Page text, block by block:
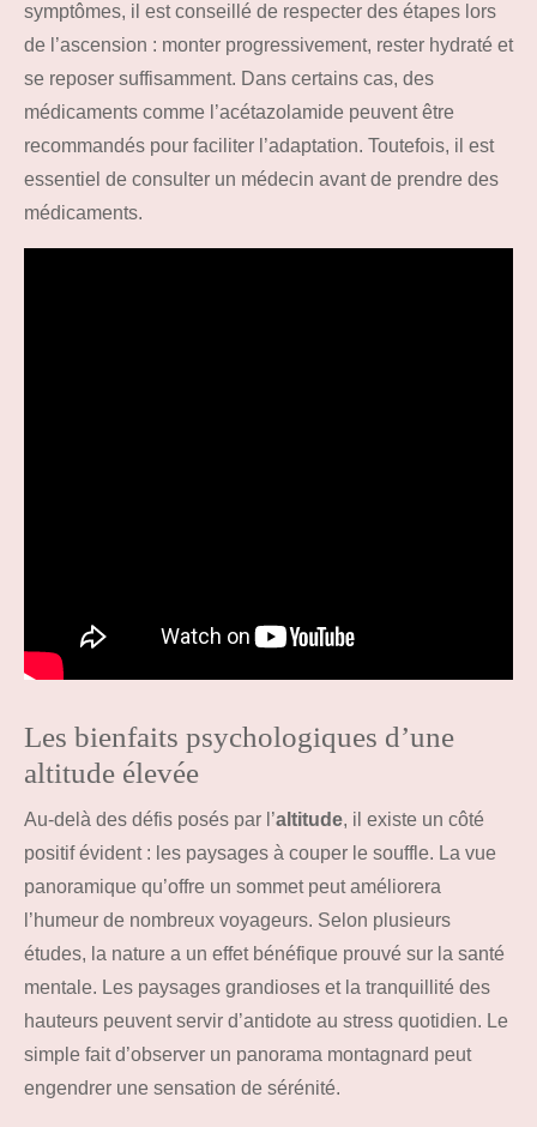
symptômes, il est conseillé de respecter des étapes lors
de l’ascension : monter progressivement, rester hydraté et
se reposer suffisamment. Dans certains cas, des
médicaments comme l’acétazolamide peuvent être
recommandés pour faciliter l’adaptation. Toutefois, il est
essentiel de consulter un médecin avant de prendre des
médicaments.
Les bienfaits psychologiques d’une
altitude élevée
Au-delà des défis posés par l’altitude, il existe un côté
positif évident : les paysages à couper le souffle. La vue
panoramique qu’offre un sommet peut améliorera
l’humeur de nombreux voyageurs. Selon plusieurs
études, la nature a un effet bénéfique prouvé sur la santé
mentale. Les paysages grandioses et la tranquillité des
hauteurs peuvent servir d’antidote au stress quotidien. Le
simple fait d’observer un panorama montagnard peut
engendrer une sensation de sérénité.